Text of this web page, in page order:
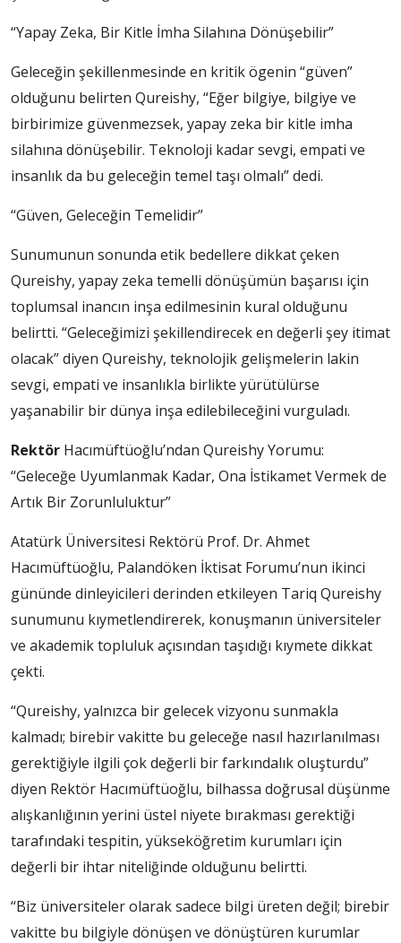
“Yapay Zeka, Bir Kitle İmha Silahına Dönüşebilir”
Geleceğin şekillenmesinde en kritik ögenin “güven”
olduğunu belirten Qureishy, “Eğer bilgiye, bilgiye ve
birbirimize güvenmezsek, yapay zeka bir kitle imha
silahına dönüşebilir. Teknoloji kadar sevgi, empati ve
insanlık da bu geleceğin temel taşı olmalı” dedi.
“Güven, Geleceğin Temelidir”
Sunumunun sonunda etik bedellere dikkat çeken
Qureishy, yapay zeka temelli dönüşümün başarısı için
toplumsal inancın inşa edilmesinin kural olduğunu
belirtti. “Geleceğimizi şekillendirecek en değerli şey itimat
olacak” diyen Qureishy, teknolojik gelişmelerin lakin
sevgi, empati ve insanlıkla birlikte yürütülürse
yaşanabilir bir dünya inşa edilebileceğini vurguladı.
Rektör Hacımüftüoğlu’ndan Qureishy Yorumu:
“Geleceğe Uyumlanmak Kadar, Ona İstikamet Vermek de
Artık Bir Zorunluluktur”
Atatürk Üniversitesi Rektörü Prof. Dr. Ahmet
Hacımüftüoğlu, Palandöken İktisat Forumu’nun ikinci
gününde dinleyicileri derinden etkileyen Tariq Qureishy
sunumunu kıymetlendirerek, konuşmanın üniversiteler
ve akademik topluluk açısından taşıdığı kıymete dikkat
çekti.
“Qureishy, yalnızca bir gelecek vizyonu sunmakla
kalmadı; birebir vakitte bu geleceğe nasıl hazırlanılması
gerektiğiyle ilgili çok değerli bir farkındalık oluşturdu”
diyen Rektör Hacımüftüoğlu, bilhassa doğrusal düşünme
alışkanlığının yerini üstel niyete bırakması gerektiği
tarafındaki tespitin, yükseköğretim kurumları için
değerli bir ihtar niteliğinde olduğunu belirtti.
“Biz üniversiteler olarak sadece bilgi üreten değil; birebir
vakitte bu bilgiyle dönüşen ve dönüştüren kurumlar